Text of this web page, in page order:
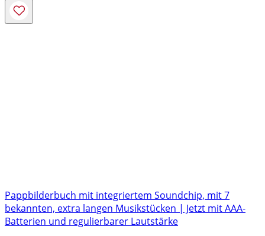
Pappbilderbuch mit integriertem Soundchip, mit 7
bekannten, extra langen Musikstücken | Jetzt mit AAA-
Batterien und regulierbarer Lautstärke